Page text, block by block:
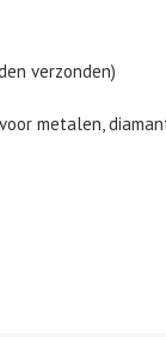
verzonden)
metalen,